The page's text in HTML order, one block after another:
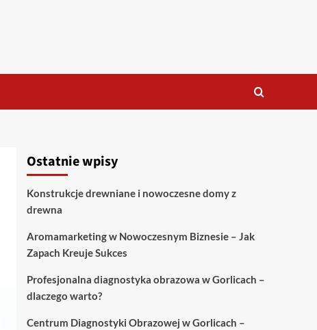
Ostatnie wpisy
Konstrukcje drewniane i nowoczesne domy z
drewna
Aromamarketing w Nowoczesnym Biznesie – Jak
Zapach Kreuje Sukces
Profesjonalna diagnostyka obrazowa w Gorlicach –
dlaczego warto?
Centrum Diagnostyki Obrazowej w Gorlicach –